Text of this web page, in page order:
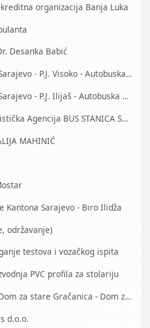
organizacija Banja Luka
Desanka Babić
Centrotrans-Eurolines dd Sarajevo - P.J. Visoko - Autobuska stanica
Centrotrans-Eurolines dd Sarajevo - P.J. Ilijaš - Autobuska stanica
Centrotours - Putnička-Turistička Agencija BUS STANICA Sarajevo
MAHINIĆ
Kantona Sarajevo - Biro Ilidža
održavanje)
testova i vozačkog ispita
PVC profila za stolariju
Starački dom Gračanica - Dom za stare Gračanica - Dom za stara lica Gračanica
d.o.o.